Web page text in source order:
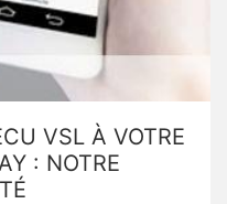
VSL À VOTRE
: NOTRE